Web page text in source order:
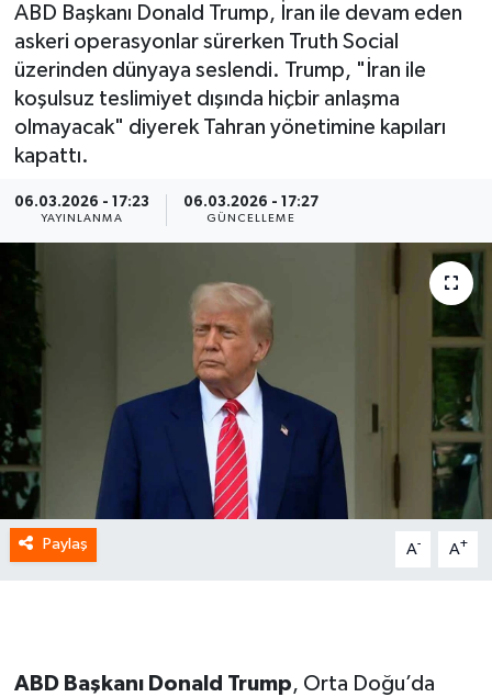
ABD Başkanı Donald Trump, İran ile devam eden
askeri operasyonlar sürerken Truth Social
üzerinden dünyaya seslendi. Trump, "İran ile
koşulsuz teslimiyet dışında hiçbir anlaşma
olmayacak" diyerek Tahran yönetimine kapıları
kapattı.
06.03.2026 - 17:23
YAYINLANMA
06.03.2026 - 17:27
GÜNCELLEME
Paylaş A- A+
ABD Başkanı Donald Trump, Orta Doğu’da
Yaşam